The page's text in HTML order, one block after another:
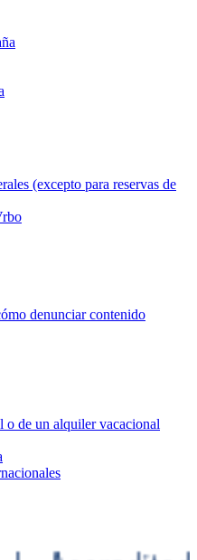
(excepto para reservas de
denunciar contenido
o de un alquiler vacacional